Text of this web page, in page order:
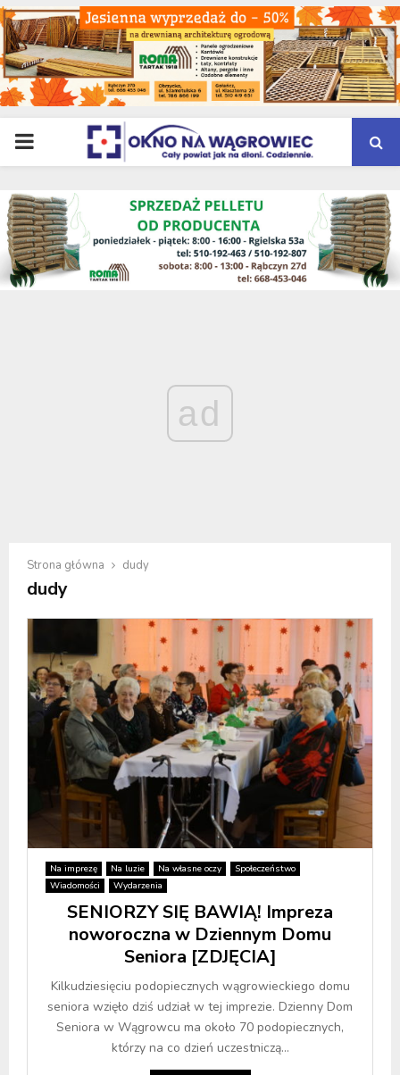
PRIMARY
MENU
ad
Strona główna dudy
dudy
Na imprezę Na luzie Na własne oczy
Społeczeństwo
Wiadomości
Wydarzenia
SENIORZY SIĘ BAWIĄ! Impreza
noworoczna w Dziennym Domu
Seniora [ZDJĘCIA]
Kilkudziesięciu podopiecznych wągrowieckiego domu
seniora wzięło dziś udział w tej imprezie. Dzienny Dom
Seniora w Wągrowcu ma około 70 podopiecznych,
którzy na co dzień uczestniczą...